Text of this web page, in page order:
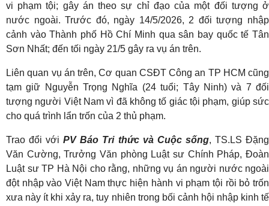
vi phạm tội; gây án theo sự chỉ đạo của một đối tượng ở
nước ngoài. Trước đó, ngày 14/5/2026, 2 đối tượng nhập
cảnh vào Thành phố Hồ Chí Minh qua sân bay quốc tế Tân
Sơn Nhất; đến tối ngày 21/5 gây ra vụ án trên.
Liên quan vụ án trên, Cơ quan CSĐT Công an TP HCM cũng
tạm giữ Nguyễn Trọng Nghĩa (24 tuổi; Tây Ninh) và 7 đối
tượng người Việt Nam vì đã không tố giác tội phạm, giúp sức
cho quá trình lẩn trốn của 2 thủ phạm.
Trao đổi vớiPV Báo Tri thức và Cuộc sống, TS.LS Đặng
Văn Cường, Trưởng Văn phòng Luật sư Chính Pháp, Đoàn
Luật sư TP Hà Nội cho rằng, những vụ án người nước ngoài
đột nhập vào Việt Nam thực hiện hành vi phạm tội rồi bỏ trốn
xưa này ít khi xảy ra, tuy nhiên trong bối cảnh hội nhập kinh tế